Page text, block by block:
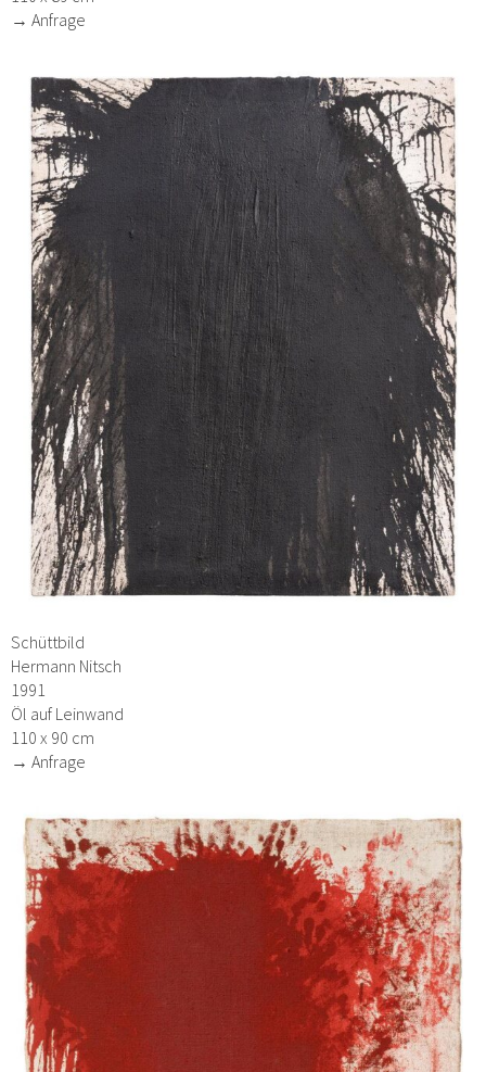
→ Anfrage
Schüttbild
Hermann Nitsch
1991
Öl auf Leinwand
110 x 90 cm
→ Anfrage